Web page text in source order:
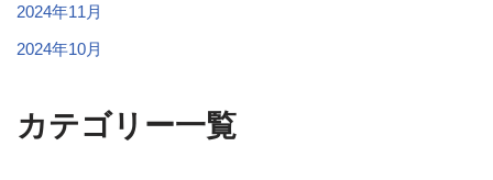
2024年11月
2024年10月
カテゴリー一覧